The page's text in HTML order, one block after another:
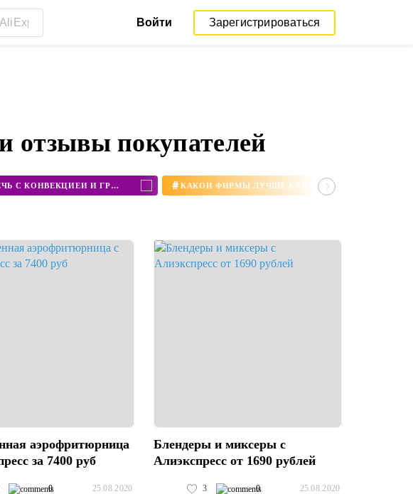
Войти Зарегистрироваться
отзывы покупателей
КУПИТЬ МИНИ ПЕЧЬ С КОНВЕКЦИЕЙ И ГРИЛЕМ #
аэрофритюрница
за 7400 руб
0 25.08.2020
Блендеры и миксеры с
Алиэкспресс от 1690 рублей
3 0 25.08.2020